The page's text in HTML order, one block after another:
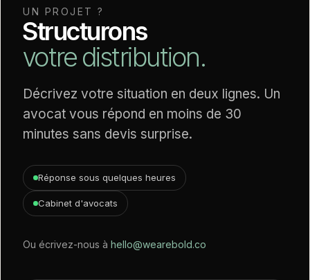
UN PROJET ?
Structurons
votre distribution.
Décrivez votre situation en deux lignes. Un
avocat vous répond en moins de 30
minutes sans devis surprise.
Réponse sous quelques heures
Cabinet d'avocats
Ou écrivez-nous à hello@wearebold.co